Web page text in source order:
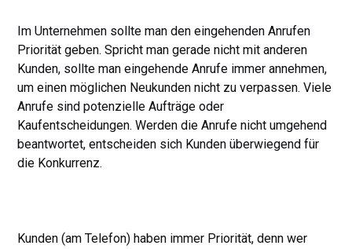
Im Unternehmen sollte man den eingehenden Anrufen
Priorität geben. Spricht man gerade nicht mit anderen
Kunden, sollte man eingehende Anrufe immer annehmen,
um einen möglichen Neukunden nicht zu verpassen. Viele
Anrufe sind potenzielle Aufträge oder
Kaufentscheidungen. Werden die Anrufe nicht umgehend
beantwortet, entscheiden sich Kunden überwiegend für
die Konkurrenz.
Kunden (am Telefon) haben immer Priorität, denn wer